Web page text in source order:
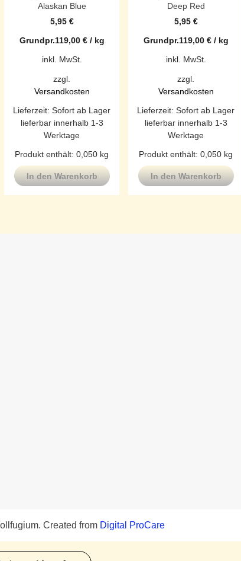
Alaskan Blue
5,95 €
Grundpr.119,00 €/ kg
inkl. MwSt.
zzgl.
Versandkosten
Lieferzeit: Sofort ab Lager
lieferbar innerhalb 1-3
Werktage
Produkt enthält: 0,050 kg
In den Warenkorb
Deep Red
5,95 €
Grundpr.119,00 €/ kg
inkl. MwSt.
zzgl.
Versandkosten
Lieferzeit: Sofort ab Lager
lieferbar innerhalb 1-3
Werktage
Produkt enthält: 0,050 kg
In den Warenkorb
Created from Digital ProCare